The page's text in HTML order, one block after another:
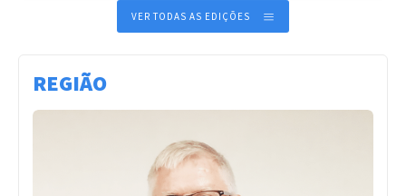
VER TODAS AS EDIÇÕES
REGIÃO